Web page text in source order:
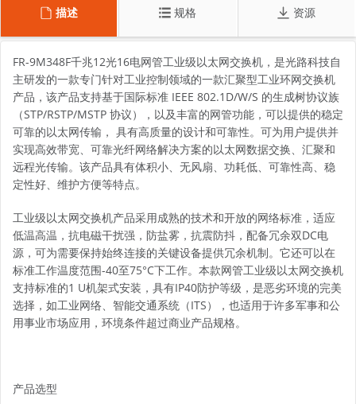
描述 规格 资源
FR-9M348F千兆12光16电网管工业级以太网交换机，是光路科技自
主研发的一款专门针对工业控制领域的一款汇聚型工业环网交换机
产品，该产品支持基于国际标准 IEEE 802.1D/W/S 的生成树协议族
（STP/RSTP/MSTP 协议），以及丰富的网管功能，可以提供的稳定
可靠的以太网传输， 具有高质量的设计和可靠性。可为用户提供并
实现高效带宽、可靠光纤网络解决方案的以太网数据交换、汇聚和
远程光传输。该产品具有体积小、无风扇、功耗低、可靠性高、稳
定性好、维护方便等特点。
工业级以太网交换机产品采用成熟的技术和开放的网络标准，适应
低温高温，抗电磁干扰强，防盐雾，抗震防抖，配备冗余双DC电
源，可为需要保持始终连接的关键设备提供冗余机制。它还可以在
标准工作温度范围-40至75°C下工作。本款网管工业级以太网交换机
支持标准的1 U机架式安装，具有IP40防护等级，是恶劣环境的完美
选择，如工业网络、智能交通系统（ITS），也适用于许多军事和公
用事业市场应用，环境条件超过商业产品规格。
产品选型